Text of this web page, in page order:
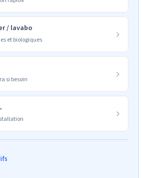
/ lavabo
et biologiques
si besoin